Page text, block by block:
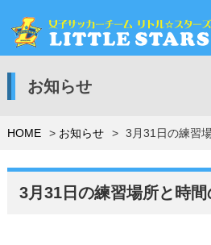
お知らせ
HOME お知らせ 3月31日の練習
3月31日の練習場所と時